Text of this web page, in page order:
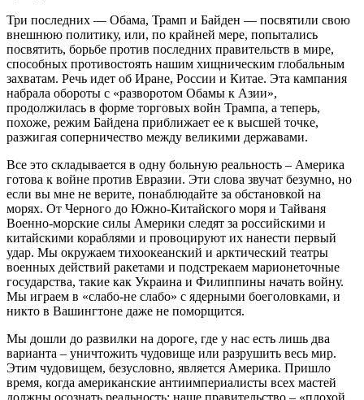
Три последних — Обама, Трамп и Байден — посвятили свою
внешнюю политику, или, по крайней мере, попытались
посвятить, борьбе против последних правительств в мире,
способных противостоять нашим хищническим глобальным
захватам. Речь идет об Иране, России и Китае. Эта кампания
набрала обороты с «разворотом Обамы к Азии»,
продолжилась в форме торговых войн Трампа, а теперь,
похоже, режим Байдена приближает ее к высшей точке,
разжигая соперничество между великими державами.
Все это складывается в одну больную реальность – Америка
готова к войне против Евразии. Эти слова звучат безумно, но
если вы мне не верите, понаблюдайте за обстановкой на
морях. От Черного до Южно-Китайского моря и Тайваня
Военно-морские силы Америки следят за российскими и
китайскими кораблями и провоцируют их нанести первый
удар. Мы окружаем тихоокеанский и арктический театры
военных действий ракетами и подстрекаем марионеточные
государства, такие как Украина и Филиппины начать войну.
Мы играем в «слабо-не слабо» с ядерными боеголовками, и
никто в Вашингтоне даже не поморщится.
Мы дошли до развилки на дороге, где у нас есть лишь два
варианта – уничтожить чудовище или разрушить весь мир.
Этим чудовищем, безусловно, является Америка. Пришло
время, когда американские антиимпериалисты всех мастей
должны осознать реальность: наше правительство – «плохой